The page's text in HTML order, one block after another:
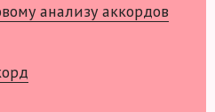
анализу аккордов